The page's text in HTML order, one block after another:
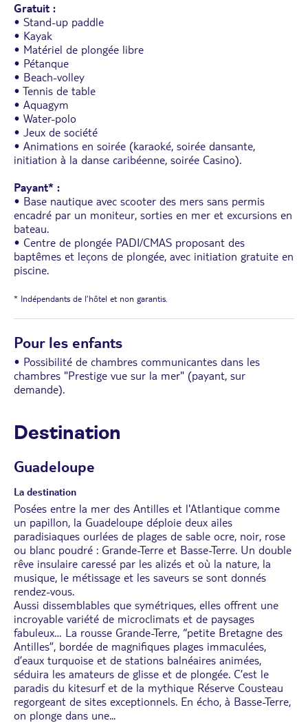
Gratuit :
• Stand-up paddle
• Kayak
• Matériel de plongée libre
• Pétanque
• Beach-volley
• Tennis de table
• Aquagym
• Water-polo
• Jeux de société
• Animations en soirée (karaoké, soirée dansante,
initiation à la danse caribéenne, soirée Casino).
Payant* :
• Base nautique avec scooter des mers sans permis
encadré par un moniteur, sorties en mer et excursions en
bateau.
• Centre de plongée PADI/CMAS proposant des
baptêmes et leçons de plongée, avec initiation gratuite en
piscine.
* Indépendants de l’hôtel et non garantis.
Pour les enfants
• Possibilité de chambres communicantes dans les
chambres "Prestige vue sur la mer" (payant, sur
demande).
Destination
Guadeloupe
La destination
Posées entre la mer des Antilles et l'Atlantique comme
un papillon, la Guadeloupe déploie deux ailes
paradisiaques ourlées de plages de sable ocre, noir, rose
ou blanc poudré : Grande-Terre et Basse-Terre. Un double
rêve insulaire caressé par les alizés et où la nature, la
musique, le métissage et les saveurs se sont donnés
rendez-vous.
Aussi dissemblables que symétriques, elles offrent une
incroyable variété de microclimats et de paysages
fabuleux… La rousse Grande-Terre, “petite Bretagne des
Antilles”, bordée de magnifiques plages immaculées,
d’eaux turquoise et de stations balnéaires animées,
séduira les amateurs de glisse et de plongée. C’est le
paradis du kitesurf et de la mythique Réserve Cousteau
regorgeant de sites exceptionnels. En écho, à Basse-Terre,
on plonge dans une...